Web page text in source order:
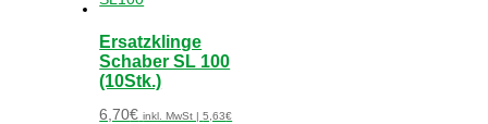
Ersatzklinge
Schaber SL 100
(10Stk.)
6,70€ inkl. MwSt |5,63€